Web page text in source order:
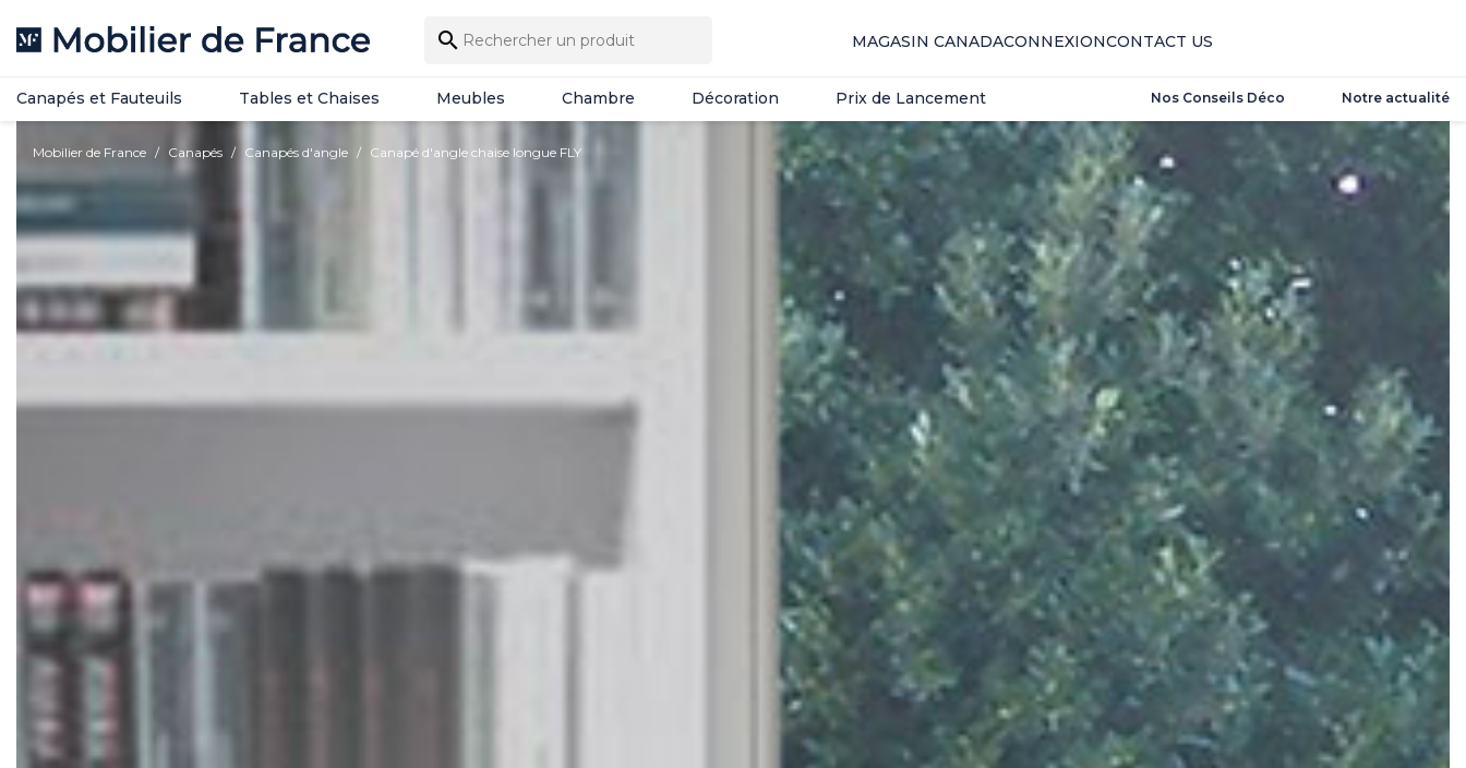
 MAGASIN CANADACONNEXIONCONTACT US
Canapés et Fauteuils Tables et Chaises Meubles Chambre Décoration Prix de Lancement Nos Conseils Déco Notre actualité
Mobilier de France Canapés Canapés d'angle Canapé d'angle chaise longue FLY